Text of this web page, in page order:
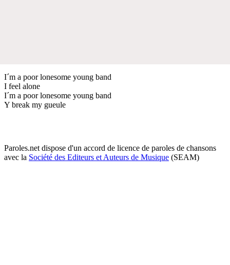
I´m a poor lonesome young band
I feel alone
I´m a poor lonesome young band
Y break my gueule
Paroles.net dispose d'un accord de licence de paroles de chansons
avec la Société des Editeurs et Auteurs de Musique (SEAM)